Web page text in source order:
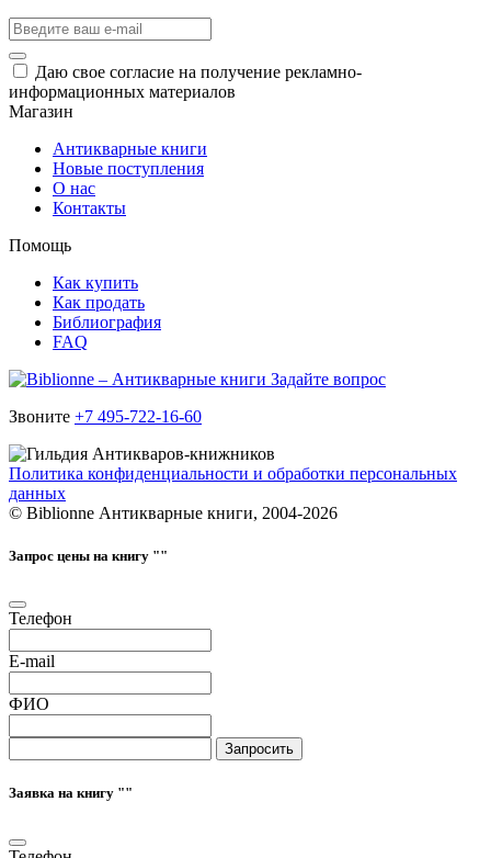
Даю свое согласие на получение рекламно-
информационных материалов
Магазин
Антикварные книги
Новые поступления
О нас
Контакты
Помощь
Как купить
Как продать
Библиография
FAQ
Задайте вопрос
Звоните +7 495-722-16-60
Политика конфиденциальности и обработки персональных
данных
© Biblionne Антикварные книги, 2004-2026
Запрос цены на книгу ""
Телефон
E-mail
ФИО
Запросить
Заявка на книгу ""